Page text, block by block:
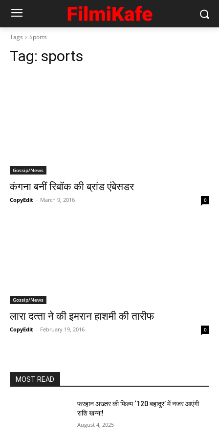
Tags Sports
Tag: sports
Gossip/News
कंगना बनीं रिबॉक की ब्रांड एंबेसडर
CopyEdit - March 9, 2016 0
Gossip/News
लारा दत्‍ता ने की इमरान हाशमी की तारीफ
CopyEdit - February 19, 2016 0
MOST READ
फरहान अख्तर की फिल्म ‘120 बहादुर’ में नजर आएंगी
राशि खन्ना!
August 4, 2025